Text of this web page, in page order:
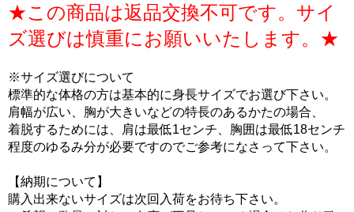
★この商品は返品交換不可です。サイ
ズ選びは慎重にお願いいたします。★
※サイズ選びについて
標準的な体格の方は基本的に身長サイズでお選び下さい。
肩幅が広い、胸が大きいなどの特長のあるかたの場合、
着脱するためには、肩は最低1センチ、胸囲は最低18センチ
程度のゆるみ分が必要ですのでご参考になさって下さい。
【納期について】
購入出来ないサイズは次回入荷をお待ち下さい。